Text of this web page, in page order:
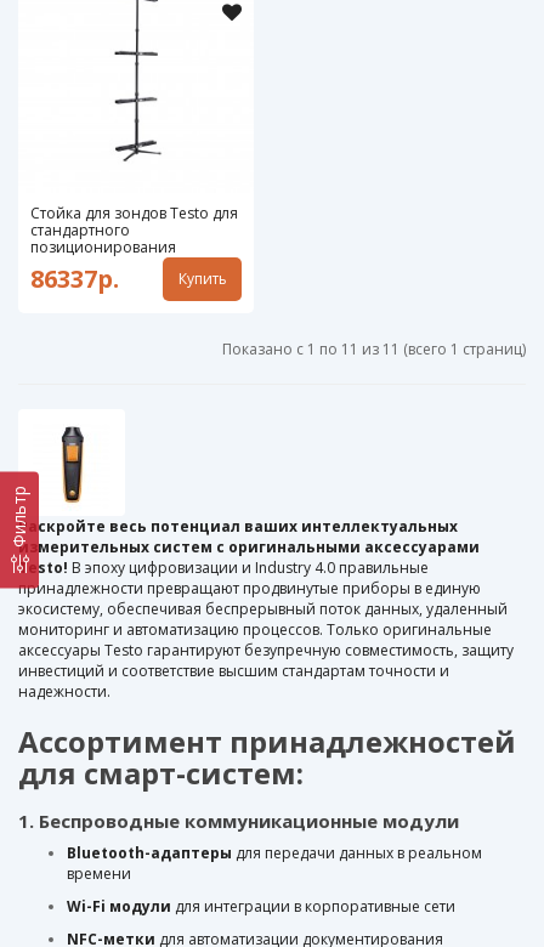
Фильтр
Стойка для зондов Testo для
стандартного
позиционирования
86337р. Купить
Показано с 1 по 11 из 11 (всего 1 страниц)
Раскройте весь потенциал ваших интеллектуальных
измерительных систем с оригинальными аксессуарами
Testo! В эпоху цифровизации и Industry 4.0 правильные
принадлежности превращают продвинутые приборы в единую
экосистему, обеспечивая беспрерывный поток данных, удаленный
мониторинг и автоматизацию процессов. Только оригинальные
аксессуары Testo гарантируют безупречную совместимость, защиту
инвестиций и соответствие высшим стандартам точности и
надежности.
Ассортимент принадлежностей
для смарт-систем:
1. Беспроводные коммуникационные модули
Bluetooth-адаптеры для передачи данных в реальном
времени
Wi-Fi модули для интеграции в корпоративные сети
NFC-метки для автоматизации документирования